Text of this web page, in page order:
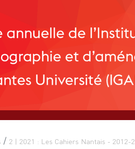
2 | 2021 : Les Cahiers Nantais - 2012-2